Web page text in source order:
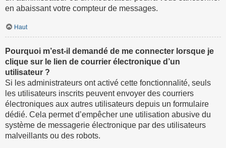
en abaissant votre compteur de messages.
Haut
Pourquoi m’est-il demandé de me connecter lorsque je
clique sur le lien de courrier électronique d’un
utilisateur ?
Si les administrateurs ont activé cette fonctionnalité, seuls
les utilisateurs inscrits peuvent envoyer des courriers
électroniques aux autres utilisateurs depuis un formulaire
dédié. Cela permet d’empêcher une utilisation abusive du
système de messagerie électronique par des utilisateurs
malveillants ou des robots.